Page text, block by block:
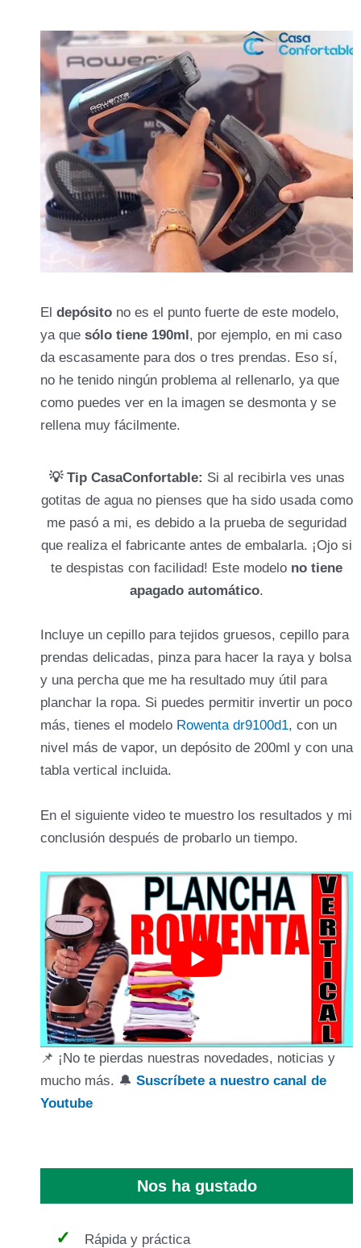
El depósito no es el punto fuerte de este modelo,
ya que sólo tiene 190ml, por ejemplo, en mi caso
da escasamente para dos o tres prendas. Eso sí,
no he tenido ningún problema al rellenarlo, ya que
como puedes ver en la imagen se desmonta y se
rellena muy fácilmente.
💡 Tip CasaConfortable: Si al recibirla ves unas
gotitas de agua no pienses que ha sido usada como
me pasó a mi, es debido a la prueba de seguridad
que realiza el fabricante antes de embalarla. ¡Ojo si
te despistas con facilidad! Este modelo no tiene
apagado automático.
Incluye un cepillo para tejidos gruesos, cepillo para
prendas delicadas, pinza para hacer la raya y bolsa
y una percha que me ha resultado muy útil para
planchar la ropa. Si puedes permitir invertir un poco
más, tienes el modelo Rowenta dr9100d1, con un
nivel más de vapor, un depósito de 200ml y con una
tabla vertical incluida.
En el siguiente video te muestro los resultados y mi
conclusión después de probarlo un tiempo.
📌 ¡No te pierdas nuestras novedades, noticias y
mucho más. 🔔 Suscríbete a nuestro canal de
Youtube
Nos ha gustado
Rápida y práctica